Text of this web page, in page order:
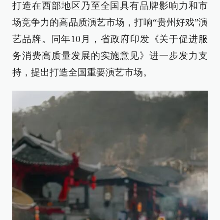
打造在西部地区乃至全国具有品牌影响力和市
场竞争力的高品质演艺市场，打响“贵州好戏”演
艺品牌。同年10月，省政府印发《关于促进服
务消费高质量发展的实施意见》进一步发力支
持，提出打造全国重要演艺市场。